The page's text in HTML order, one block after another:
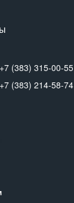
+7 (383) 315-00-55
+7 (383) 214-58-74